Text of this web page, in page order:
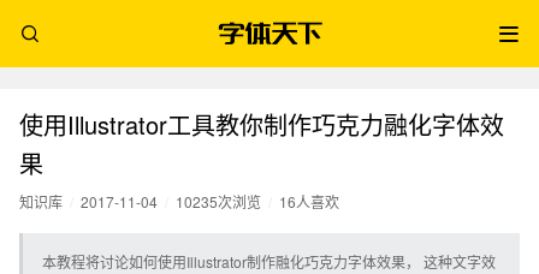
使用Illustrator工具教你制作巧克力融化字体效
果
知识库 2017-11-04 10235次浏览 16人喜欢
本教程将讨论如何使用Illustrator制作融化巧克力字体效果， 这种文字效